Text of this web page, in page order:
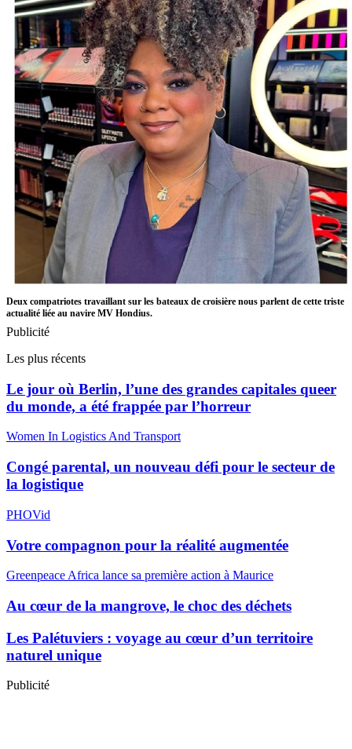
Deux compatriotes travaillant sur les bateaux de croisière nous parlent de cette triste
actualité liée au navire MV Hondius.
Publicité
Les plus récents
Le jour où Berlin, l’une des grandes capitales queer
du monde, a été frappée par l’horreur
Women In Logistics And Transport
Congé parental, un nouveau défi pour le secteur de
la logistique
PHOVid
Votre compagnon pour la réalité augmentée
Greenpeace Africa lance sa première action à Maurice
Au cœur de la mangrove, le choc des déchets
Les Palétuviers : voyage au cœur d’un territoire
naturel unique
Publicité